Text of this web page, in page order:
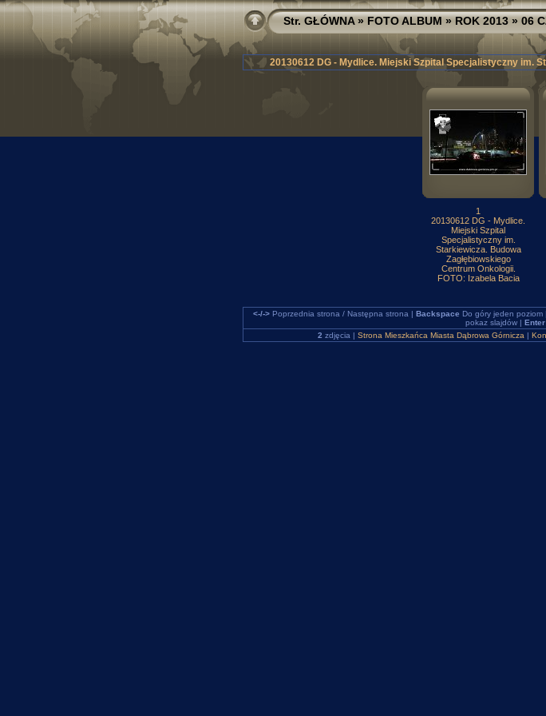
Str. GŁÓWNA»FOTO ALBUM»ROK 2013»06
20130612 DG - Mydlice. Miejski Szpital Specjalistyczny im.
1
20130612 DG - Mydlice.
Miejski Szpital
Specjalistyczny im.
Starkiewicza. Budowa
Zagłębiowskiego
Centrum Onkologii.
FOTO: Izabela Bacia
<-/->Poprzednia strona / Następna strona | Backspace Do góry jeden poziom |
pokaz slajdów | Enter
2 zdjęcia | Strona Mieszkańca Miasta Dąbrowa Górnicza |